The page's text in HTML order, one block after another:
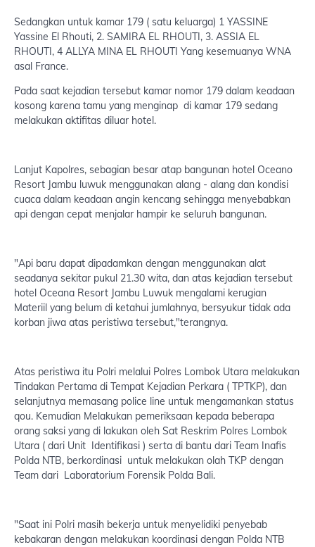
Sedangkan untuk kamar 179 ( satu keluarga) 1 YASSINE
Yassine El Rhouti, 2. SAMIRA EL RHOUTI, 3. ASSIA EL
RHOUTI, 4 ALLYA MINA EL RHOUTI Yang kesemuanya WNA
asal France.
Pada saat kejadian tersebut kamar nomor 179 dalam keadaan
kosong karena tamu yang menginap di kamar 179 sedang
melakukan aktifitas diluar hotel.
Lanjut Kapolres, sebagian besar atap bangunan hotel Oceano
Resort Jambu luwuk menggunakan alang - alang dan kondisi
cuaca dalam keadaan angin kencang sehingga menyebabkan
api dengan cepat menjalar hampir ke seluruh bangunan.
"Api baru dapat dipadamkan dengan menggunakan alat
seadanya sekitar pukul 21.30 wita, dan atas kejadian tersebut
hotel Oceana Resort Jambu Luwuk mengalami kerugian
Materiil yang belum di ketahui jumlahnya, bersyukur tidak ada
korban jiwa atas peristiwa tersebut,"terangnya.
Atas peristiwa itu Polri melalui Polres Lombok Utara melakukan
Tindakan Pertama di Tempat Kejadian Perkara ( TPTKP), dan
selanjutnya memasang police line untuk mengamankan status
qou. Kemudian Melakukan pemeriksaan kepada beberapa
orang saksi yang di lakukan oleh Sat Reskrim Polres Lombok
Utara ( dari Unit Identifikasi ) serta di bantu dari Team Inafis
Polda NTB, berkordinasi untuk melakukan olah TKP dengan
Team dari Laboratorium Forensik Polda Bali.
"Saat ini Polri masih bekerja untuk menyelidiki penyebab
kebakaran dengan melakukan koordinasi dengan Polda NTB